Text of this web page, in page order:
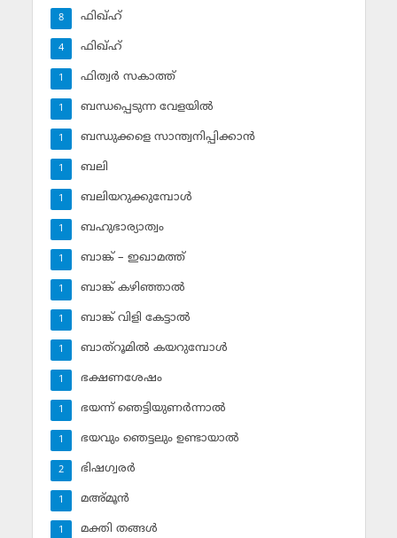
ഫിഖ്ഹ്
8
ഫിഖ്ഹ്‌
4
ഫിത്വര്‍ സകാത്ത്‌
1
ബന്ധപ്പെടുന്ന വേളയില്‍
1
ബന്ധുക്കളെ സാന്ത്വനിപ്പിക്കാന്‍
1
ബലി
1
ബലിയറുക്കുമ്പോള്‍
1
ബഹുഭാര്യാത്വം
1
ബാങ്ക് – ഇഖാമത്ത്
1
ബാങ്ക് കഴിഞ്ഞാല്‍
1
ബാങ്ക് വിളി കേട്ടാല്‍
1
ബാത്‌റൂമില്‍ കയറുമ്പോള്‍
1
ഭക്ഷണശേഷം
1
ഭയന്ന് ഞെട്ടിയുണര്‍ന്നാല്‍
1
ഭയവും ഞെട്ടലും ഉണ്ടായാല്‍
1
ഭിഷഗ്വരര്‍
2
മഅ്മൂന്‍
1
മക്തി തങ്ങള്‍
1